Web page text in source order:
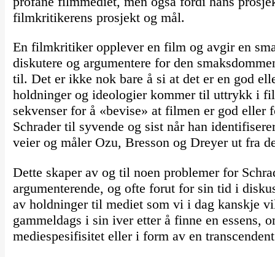
filmkritikerens prosjekt og mål.
En filmkritiker opplever en film og avgir en
diskutere og argumentere for den
til. Det er ikke nok bare å si at det er en god
holdninger og ideologier kommer til uttrykk i
sekvenser for å «bevise» at filmen er god eller
Schrader til syvende og sist når han
veier og måler Ozu, Bresson og Dreyer ut fra
Dette skaper av og til noen problemer for
argumenterende, og ofte forut for sin tid i
av holdninger til mediet som vi i dag kanskje
gammeldags i sin iver etter å finne en essens,
mediespesifisitet eller i form av en